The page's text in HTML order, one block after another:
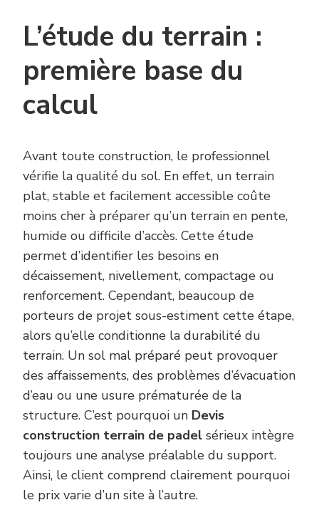
L’étude du terrain :
première base du
calcul
Avant toute construction, le professionnel
vérifie la qualité du sol. En effet, un terrain
plat, stable et facilement accessible coûte
moins cher à préparer qu’un terrain en pente,
humide ou difficile d’accès. Cette étude
permet d’identifier les besoins en
décaissement, nivellement, compactage ou
renforcement. Cependant, beaucoup de
porteurs de projet sous-estiment cette étape,
alors qu’elle conditionne la durabilité du
terrain. Un sol mal préparé peut provoquer
des affaissements, des problèmes d’évacuation
d’eau ou une usure prématurée de la
structure. C’est pourquoi un Devis
construction terrain de padel sérieux intègre
toujours une analyse préalable du support.
Ainsi, le client comprend clairement pourquoi
le prix varie d’un site à l’autre.